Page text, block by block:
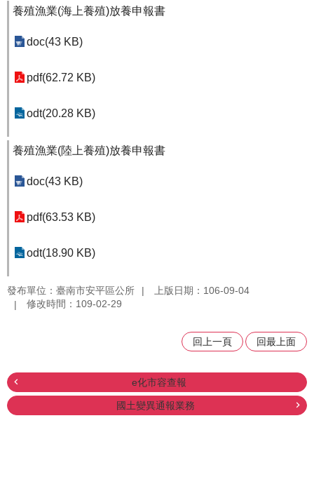
養殖漁業(海上養殖)放養申報書
doc(43 KB)
pdf(62.72 KB)
odt(20.28 KB)
養殖漁業(陸上養殖)放養申報書
doc(43 KB)
pdf(63.53 KB)
odt(18.90 KB)
發布單位：臺南市安平區公所
上版日期：106-09-04
修改時間：109-02-29
回上一頁 回最上面
e化市容查報
國土變異通報業務